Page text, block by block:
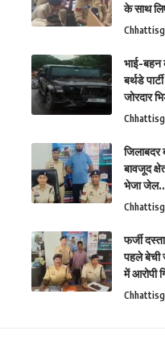
के साथ
भाई-बहन
बर्थडे
जोरदार
बावजूद
भेजा
फर्जी
पहले बेची
में आरोपी